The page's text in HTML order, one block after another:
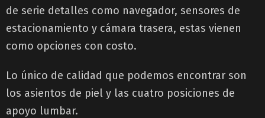
de serie detalles como navegador, sensores de
estacionamiento y cámara trasera, estas vienen
como opciones con costo.
Lo único de calidad que podemos encontrar son
los asientos de piel y las cuatro posiciones de
apoyo lumbar.